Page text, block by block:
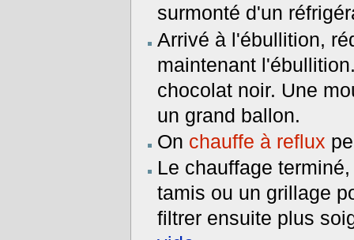
surmonté d'un
Arrivé à l'ébullition,
maintenant
chocolat noir. Une
un grand ballon.
On chauffe à reflux
Le chauffage
tamis ou un grillage
filtrer ensuite plus